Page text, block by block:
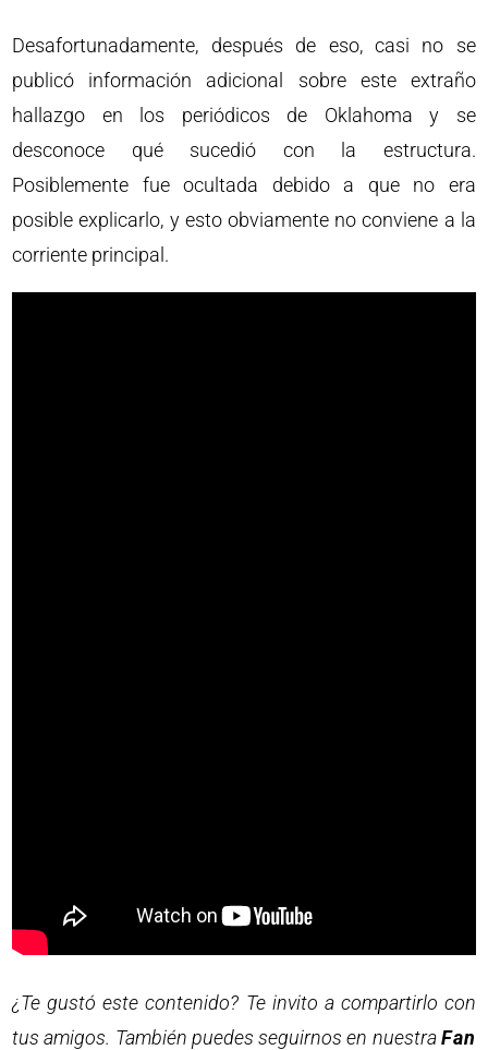
Desafortunadamente, después de eso, casi no se
publicó información adicional sobre este extraño
hallazgo en los periódicos de Oklahoma y se
desconoce qué sucedió con la estructura.
Posiblemente fue ocultada debido a que no era
posible explicarlo, y esto obviamente no conviene a la
corriente principal.
¿Te gustó este contenido? Te invito a compartirlo con
tus amigos. También puedes seguirnos en nuestraFan